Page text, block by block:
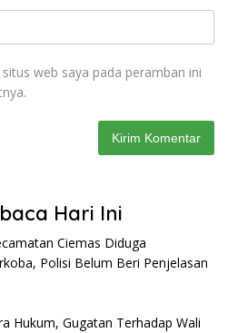
web saya pada peramban ini
Hari Ini
Ciemas Diduga
Polisi Belum Beri Penjelasan
Hukum, Gugatan Terhadap Wali